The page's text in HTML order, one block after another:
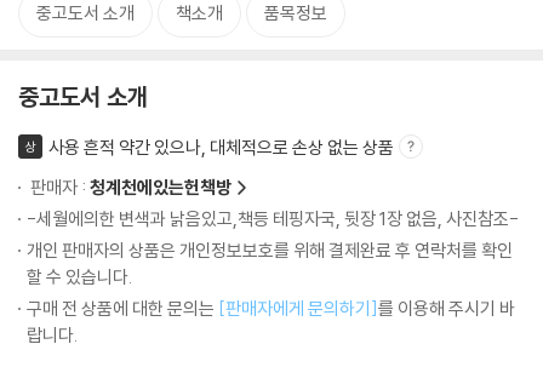
중고도서 소개 책소개 품목정보
중고도서 소개
상
사용 흔적 약간 있으나, 대체적으로 손상 없는 상품
판매자 : 청계천에있는헌책방
-세월에의한 변색과 낡음있고,책등 테핑자국, 뒷장 1장 없음, 사진참조-
개인 판매자의 상품은 개인정보보호를 위해 결제완료 후 연락처를 확인
할 수 있습니다.
구매 전 상품에 대한 문의는 [판매자에게 문의하기]를 이용해 주시기 바
랍니다.